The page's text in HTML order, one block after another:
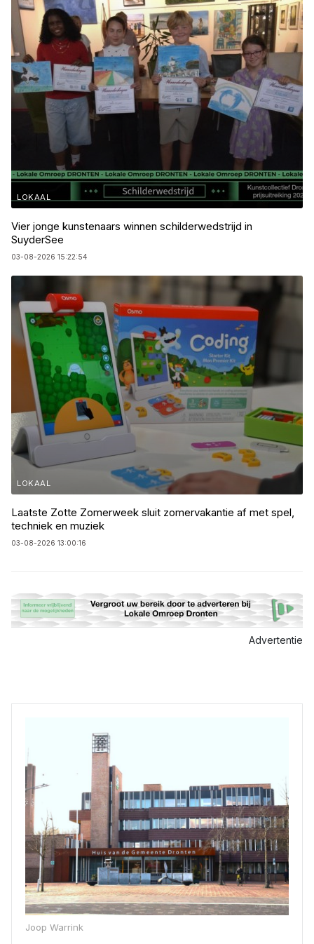
LOKAAL
Vier jonge kunstenaars winnen schilderwedstrijd in
SuyderSee
03-08-2026 15:22:54
LOKAAL
Laatste Zotte Zomerweek sluit zomervakantie af met spel,
techniek en muziek
03-08-2026 13:00:16
Advertentie
Joop Warrink